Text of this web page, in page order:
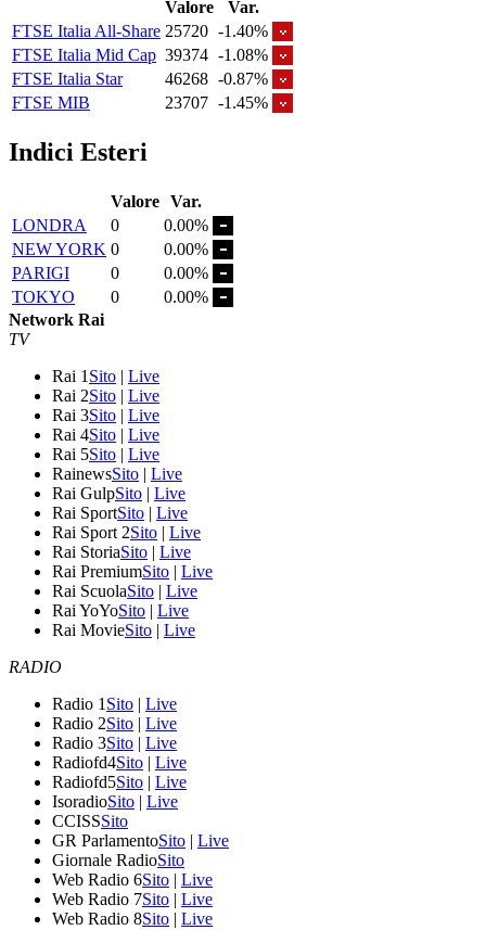
Valore
Var.
FTSE Italia All-Share 25720 -1.40%
FTSE Italia Mid Cap 39374 -1.08%
FTSE Italia Star
46268 -0.87%
FTSE MIB
23707 -1.45%
Indici Esteri
Valore Var.
LONDRA
0
0.00%
NEW YORK 0
0.00%
PARIGI
0
0.00%
TOKYO
0
0.00%
Network Rai
TV
Rai 1 Sito | Live
Rai 2Sito | Live
Rai 3Sito | Live
Rai 4Sito | Live
Rai 5Sito | Live
RainewsSito | Live
Rai GulpSito | Live
Rai SportSito | Live
Rai Sport 2Sito | Live
Rai StoriaSito | Live
Rai PremiumSito | Live
Rai ScuolaSito | Live
Rai YoYoSito | Live
Rai MovieSito | Live
RADIO
Radio 1 Sito | Live
Radio 2Sito | Live
Radio 3Sito | Live
Radiofd4Sito | Live
Radiofd5Sito | Live
IsoradioSito | Live
CCISSSito
GR ParlamentoSito | Live
Giornale RadioSito
Web Radio 6Sito | Live
Web Radio 7Sito | Live
Web Radio 8Sito | Live